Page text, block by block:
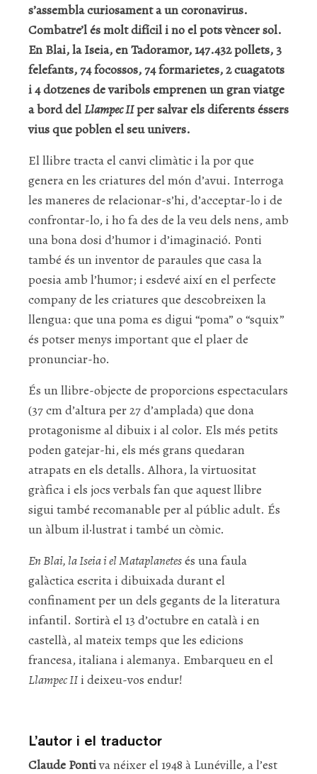
s’assembla curiosament a un coronavirus.
Combatre’l és molt difícil i no el pots vèncer sol.
En Blai, la Iseia, en Tadoramor, 147.432 pollets, 3
felefants, 74 focossos, 74 formarietes, 2 cuagatots
i 4 dotzenes de varibols emprenen un gran viatge
a bord delLlampec IIper salvar els diferents éssers
vius que poblen el seu univers.
El llibre tracta el canvi climàtic i la por que
genera en les criatures del món d’avui. Interroga
les maneres de relacionar-s’hi, d’acceptar-lo i de
confrontar-lo, i ho fa des de la veu dels nens, amb
una bona dosi d’humor i d’imaginació. Ponti
també és un inventor de paraules que casa la
poesia amb l’humor; i esdevé així en el perfecte
company de les criatures que descobreixen la
llengua: que una poma es digui “poma” o “squix”
és potser menys important que el plaer de
pronunciar-ho.
És un llibre-objecte de proporcions espectaculars
(37 cm d’altura per 27 d’amplada) que dona
protagonisme al dibuix i al color. Els més petits
poden gatejar-hi, els més grans quedaran
atrapats en els detalls. Alhora, la virtuositat
gràfica i els jocs verbals fan que aquest llibre
sigui també recomanable per al públic adult. És
un àlbum il·lustrat i també un còmic.
En Blai, la Iseia i el Mataplanetesés una faula
galàctica escrita i dibuixada durant el
confinament per un dels gegants de la literatura
infantil. Sortirà el 13 d’octubre en català i en
castellà, al mateix temps que les edicions
francesa, italiana i alemanya. Embarqueu en el
Llampec IIi deixeu-vos endur!
L’autor i el traductor
Claude Pontiva néixer el 1948 à Lunéville, a l’est